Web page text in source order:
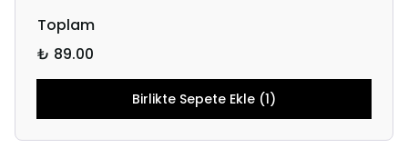
Toplam
₺ 89.00
Birlikte Sepete Ekle (1)